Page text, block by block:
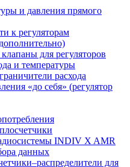
и давления прямого
к регуляторам
для регуляторов
и температуры
расхода
«до себя» (регулятор
INDIV X AMR
данных
для